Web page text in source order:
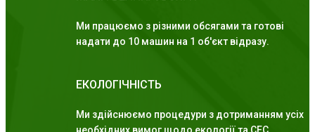
Ми працюємо з різними обсягами та готові
надати до 10 машин на 1 об'єкт відразу.
ЕКОЛОГІЧНІСТЬ
Ми здійснюємо процедури з дотриманням усіх